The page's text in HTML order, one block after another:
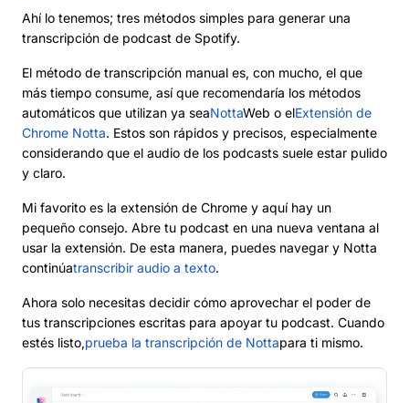
Ahí lo tenemos; tres métodos simples para generar una
transcripción de podcast de Spotify.
El método de transcripción manual es, con mucho, el que
más tiempo consume, así que recomendaría los métodos
automáticos que utilizan ya seaNottaWeb o elExtensión de
Chrome Notta. Estos son rápidos y precisos, especialmente
considerando que el audio de los podcasts suele estar pulido
y claro.
Mi favorito es la extensión de Chrome y aquí hay un
pequeño consejo. Abre tu podcast en una nueva ventana al
usar la extensión. De esta manera, puedes navegar y Notta
continúatranscribir audio a texto.
Ahora solo necesitas decidir cómo aprovechar el poder de
tus transcripciones escritas para apoyar tu podcast. Cuando
estés listo,prueba la transcripción de Nottapara ti mismo.